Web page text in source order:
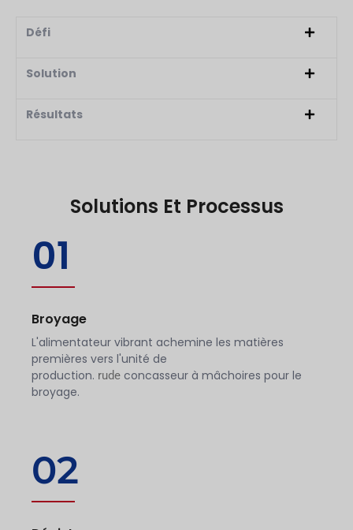
Défi
Solution
Résultats
Solutions Et Processus
01
Broyage
L'alimentateur vibrant achemine les matières
premières vers l'unité de
production. rude concasseur à mâchoires pour le
broyage.
02